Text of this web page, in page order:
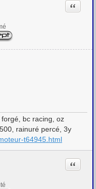
Citation
bc racing, oz
rainuré percé, 3y
t64945.html
Citation